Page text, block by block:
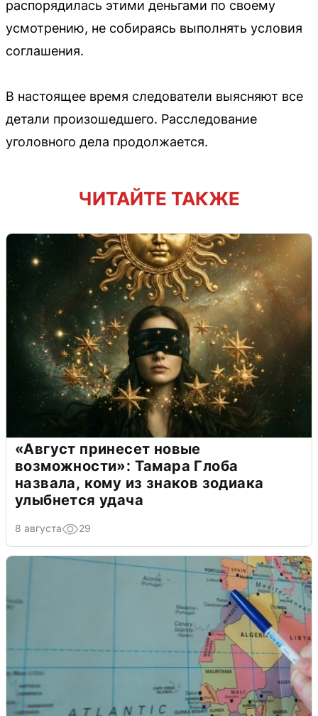
распорядилась этими деньгами по своему
усмотрению, не собираясь выполнять условия
соглашения.
В настоящее время следователи выясняют все
детали произошедшего. Расследование
уголовного дела продолжается.
ЧИТАЙТЕ ТАКЖЕ
«Август принесет новые
возможности»: Тамара Глоба
назвала, кому из знаков зодиака
улыбнется удача
8 августа 29